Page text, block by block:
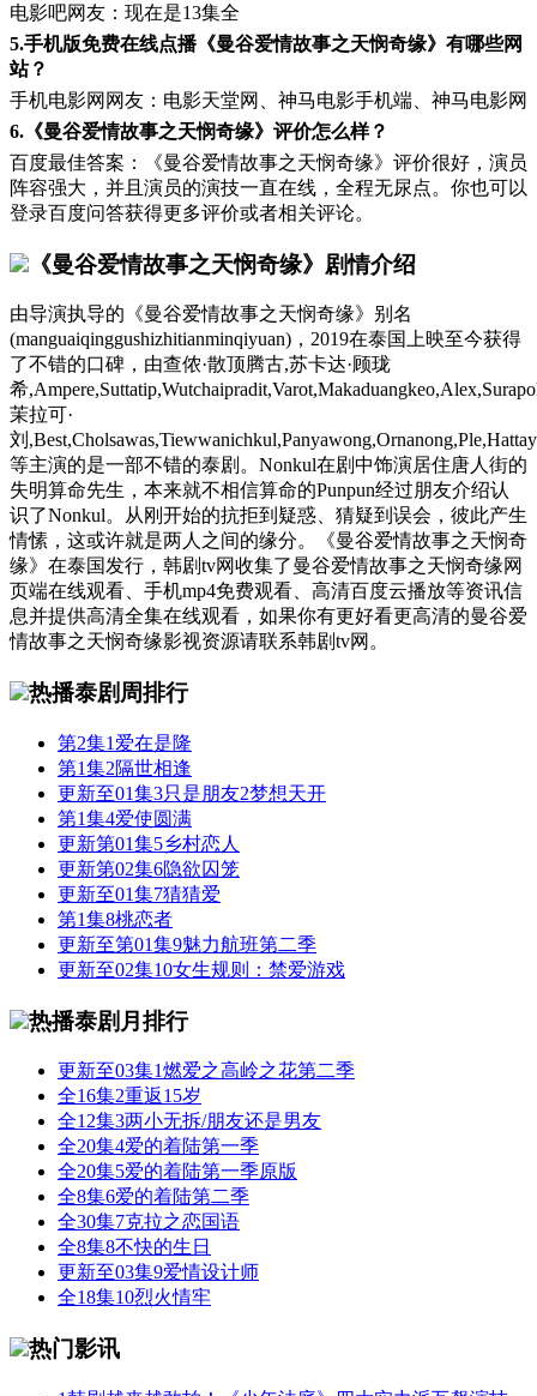
电影吧网友：现在是13集全
5.手机版免费在线点播《曼谷爱情故事之天悯奇缘》有哪些网
站？
手机电影网网友：电影天堂网、神马电影手机端、神马电影网
6.《曼谷爱情故事之天悯奇缘》评价怎么样？
百度最佳答案：《曼谷爱情故事之天悯奇缘》评价很好，演员
阵容强大，并且演员的演技一直在线，全程无尿点。你也可以
登录百度问答获得更多评价或者相关评论。
《曼谷爱情故事之天悯奇缘》剧情介绍
由导演执导的《曼谷爱情故事之天悯奇缘》别名
(manguaiqinggushizhitianminqiyuan)，2019在泰国上映至今获得
了不错的口碑，由查侬·散顶腾古,苏卡达·顾珑
希
茉拉可·
刘
等主演的是一部不错的泰剧。Nonkul在剧中饰演居住唐人街的
失明算命先生，本来就不相信算命的Punpun经过朋友介绍认
识了Nonkul。从刚开始的抗拒到疑惑、猜疑到误会，彼此产生
情愫，这或许就是两人之间的缘分。《曼谷爱情故事之天悯奇
缘》在泰国发行，韩剧tv网收集了曼谷爱情故事之天悯奇缘网
页端在线观看、手机mp4免费观看、高清百度云播放等资讯信
息并提供高清全集在线观看，如果你有更好看更高清的曼谷爱
情故事之天悯奇缘影视资源请联系韩剧tv网。
热播泰剧周排行
第2集1 爱在是隆
第1集2隔世相逢
更新至01集3只是朋友2梦想天开
第1集4爱使圆满
更新第01集5乡村恋人
更新第02集6隐欲囚笼
更新至01集7猜猜爱
第1集8桃恋者
更新至第01集9魅力航班第二季
更新至02集10女生规则：禁爱游戏
热播泰剧月排行
更新至03集1燃爱之高岭之花第二季
全16集2重返15岁
全12集3两小无拆/朋友还是男友
全20集4爱的着陆第一季
全20集5爱的着陆第一季原版
全8集6爱的着陆第二季
全30集7克拉之恋国语
全8集8不快的生日
更新至03集9爱情设计师
全18集10烈火情牢
热门影讯